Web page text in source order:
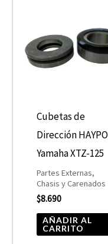
Cubetas de
Dirección HAYPO
Yamaha XTZ-125
Partes Externas,
Chasis y Carenados
$8.690
AÑADIR AL
CARRITO